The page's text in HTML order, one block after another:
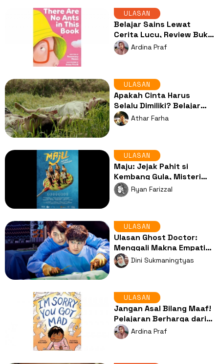
ULASAN
Belajar Sains Lewat
Cerita Lucu, Review Buku
There Are No Ants in This
Book
Ardina Praf
ULASAN
Apakah Cinta Harus
Selalu Dimiliki? Belajar
Memahami Manusia
Lewat Keindahan Call Me
Athar Farha
ULASAN
Maju: Jejak Pahit si
Kembang Gula, Misteri
Hilangnya Keturunan
Terakhir
Ryan Farizzal
ULASAN
Ulasan Ghost Doctor:
Menggali Makna Empati
dan Kemanusiaan di
Dunia Medis
Dini Sukmaningtyas
ULASAN
Jangan Asal Bilang Maaf!
Pelajaran Berharga dari
"I'm Sorry You Got Mad"
Ardina Praf